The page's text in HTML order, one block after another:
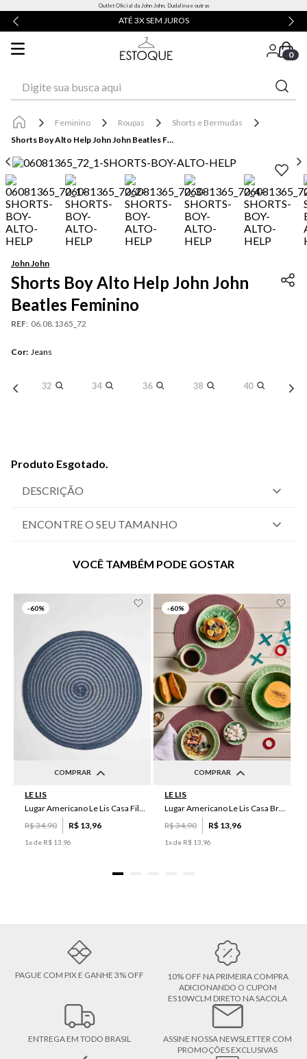
Outlet Oficial da John John, Dudalina e outras
ATÉ 3X SEM JUROS
0
Feminino Roupas
Shorts e Bermudas
Shorts Boy Alto Help John John Beatles Feminino
John John
Shorts Boy Alto Help John John
Beatles Feminino
REF: 06.08.1365_72
Cor: Jeans
32 34 36 38 40
Produto Esgotado.
DESCRIÇÃO
ENCONTRE O SEU TAMANHO
VOCÊ TAMBÉM PODE GOSTAR
-60%
COMPRAR
LE LIS
Lugar Americano Le Lis Casa Filipa
R$34,90 R$ 13 96
1x de R$ 13 96
-60%
COMPRAR
LE LIS
Lugar Americano Le Lis Casa Brenda
R$34,90 R$ 13 96
1x de R$ 13 96
PAGUE COM PIX E GANHE 3% OFF
10% OFF NA PRIMEIRA COMPRA
ADICIONANDO O CUPOM
ES10WCLM DIRETO NA SACOLA
ENTREGA EM TODO BRASIL
ASSINE NOSSA NEWSLETTER COM
PROMOÇÕES EXCLUSIVAS